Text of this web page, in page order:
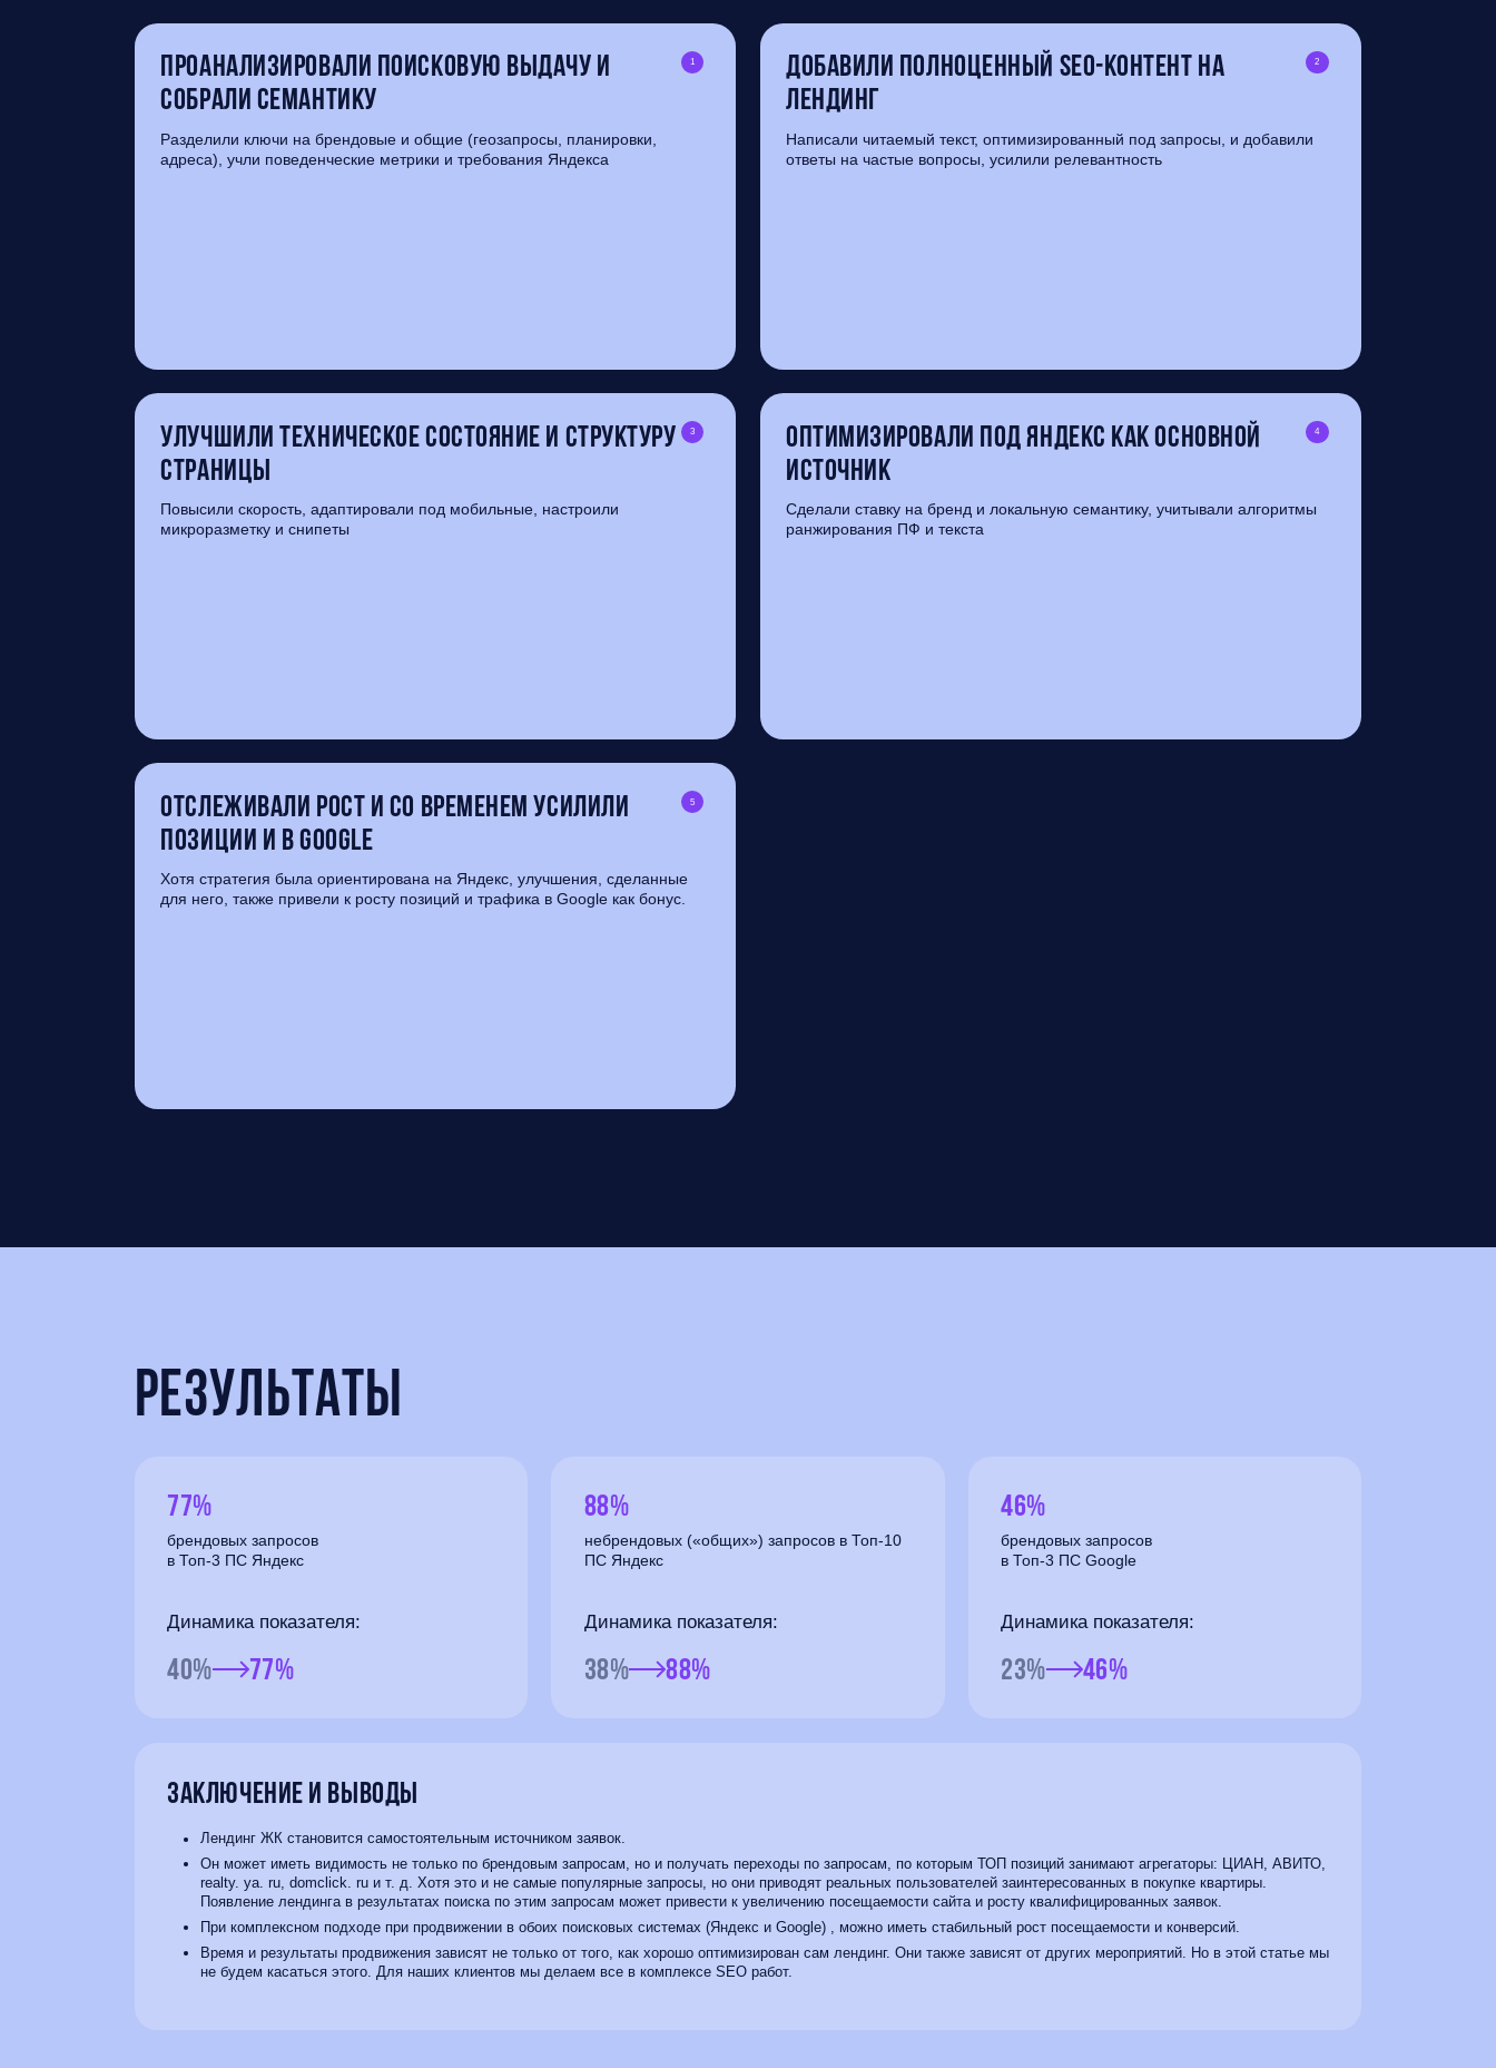
Проанализировали поисковую выдачу и
собрали семантику
Разделили ключи на брендовые и общие (геозапросы, планировки,
адреса), учли поведенческие метрики и требования Яндекса
1
Добавили полноценный SEO-контент на
лендинг
Написали читаемый текст, оптимизированный под запросы, и добавили
ответы на частые вопросы, усилили релевантность
2
Улучшили техническое состояние и структуру
страницы
Повысили скорость, адаптировали под мобильные, настроили
микроразметку и снипеты
3
Оптимизировали под Яндекс как основной
источник
Сделали ставку на бренд и локальную семантику, учитывали алгоритмы
ранжирования ПФ и текста
4
Отслеживали рост и со временем усилили
позиции и в Google
Хотя стратегия была ориентирована на Яндекс, улучшения, сделанные
для него, также привели к росту позиций и трафика в Google как бонус.
5
Результаты
77%
брендовых запросов
в Топ-3 ПС Яндекс
Динамика показателя:
40% 77%
88%
небрендовых («общих») запросов в Топ-10
ПС Яндекс
Динамика показателя:
38% 88%
46%
брендовых запросов
в Топ-3 ПС Google
Динамика показателя:
23% 46%
Заключение и выводы
Лендинг ЖК становится самостоятельным источником заявок.
Он может иметь видимость не только по брендовым запросам, но и получать переходы по запросам, по которым ТОП позиций занимают агрегаторы: ЦИАН, АВИТО,
realty. ya. ru, domclick. ru и т. д. Хотя это и не самые популярные запросы, но они приводят реальных пользователей заинтересованных в покупке квартиры.
Появление лендинга в результатах поиска по этим запросам может привести к увеличению посещаемости сайта и росту квалифицированных заявок.
При комплексном подходе при продвижении в обоих поисковых системах (Яндекс и Google) , можно иметь стабильный рост посещаемости и конверсий.
Время и результаты продвижения зависят не только от того, как хорошо оптимизирован сам лендинг. Они также зависят от других мероприятий. Но в этой статье мы
не будем касаться этого. Для наших клиентов мы делаем все в комплексе SEO работ.